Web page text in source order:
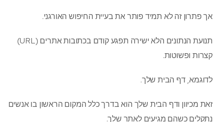
אך פתרון זה לא תמיד פותר את בעיית החיפוש האורגני.
תנועת הנתונים הלא ישירה תפגע קודם בכתובות אתרים (URL)
קצרות ופשוטות.
לדוגמא, דף הבית שלך.
זאת מכיוון ודף הבית שלך הוא בדרך כלל המקום הראשון בו אנשים
נתקלים כשהם מגיעים לאתר שלך.